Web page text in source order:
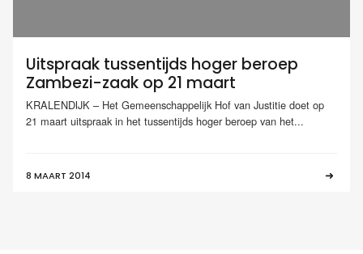
Uitspraak tussentijds hoger beroep
Zambezi-zaak op 21 maart
KRALENDIJK – Het Gemeenschappelijk Hof van Justitie doet op
21 maart uitspraak in het tussentijds hoger beroep van het...
8 MAART 2014